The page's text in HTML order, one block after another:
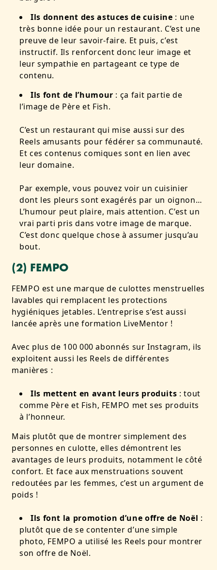
Ils donnent des astuces de cuisine : une
très bonne idée pour un restaurant. C’est une
preuve de leur savoir-faire. Et puis, c’est
instructif. Ils renforcent donc leur image et
leur sympathie en partageant ce type de
contenu.
Ils font de l’humour : ça fait partie de
l’image de Père et Fish.
C’est un restaurant qui mise aussi sur des
Reels amusants pour fédérer sa communauté.
Et ces contenus comiques sont en lien avec
leur domaine.
Par exemple, vous pouvez voir un cuisinier
dont les pleurs sont exagérés par un oignon…
L’humour peut plaire, mais attention. C’est un
vrai parti pris dans votre image de marque.
C’est donc quelque chose à assumer jusqu’au
bout.
(2) FEMPO
FEMPO est une marque de culottes menstruelles
lavables qui remplacent les protections
hygiéniques jetables. L’entreprise s’est aussi
lancée après une formation LiveMentor !
Avec plus de 100 000 abonnés sur Instagram, ils
exploitent aussi les Reels de différentes
manières :
Ils mettent en avant leurs produits : tout
comme Père et Fish, FEMPO met ses produits
à l’honneur.
Mais plutôt que de montrer simplement des
personnes en culotte, elles démontrent les
avantages de leurs produits, notamment le côté
confort. Et face aux menstruations souvent
redoutées par les femmes, c’est un argument de
poids !
Ils font la promotion d’une offre de Noël :
plutôt que de se contenter d’une simple
photo, FEMPO a utilisé les Reels pour montrer
son offre de Noël.